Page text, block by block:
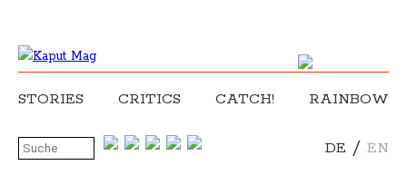
STORIES CRITICS CATCH! RAINBOW
DE / EN